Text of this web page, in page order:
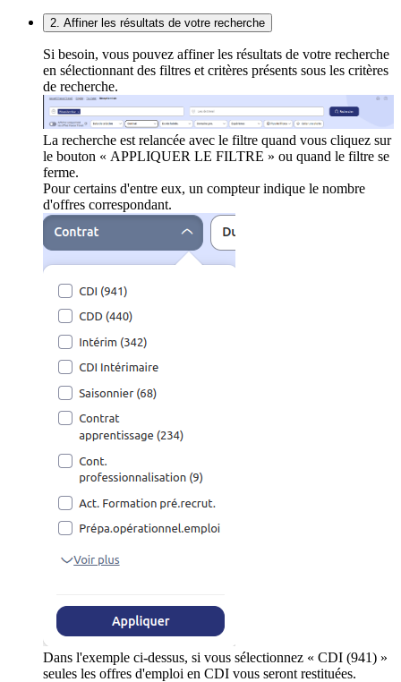
2. Affiner les résultats de votre recherche
Si besoin, vous pouvez affiner les résultats de votre recherche
en sélectionnant des filtres et critères présents sous les critères
de recherche.
La recherche est relancée avec le filtre quand vous cliquez sur
le bouton « APPLIQUER LE FILTRE » ou quand le filtre se
ferme.
Pour certains d'entre eux, un compteur indique le nombre
d'offres correspondant.
Dans l'exemple ci-dessus, si vous sélectionnez « CDI (941) »
seules les offres d'emploi en CDI vous seront restituées.